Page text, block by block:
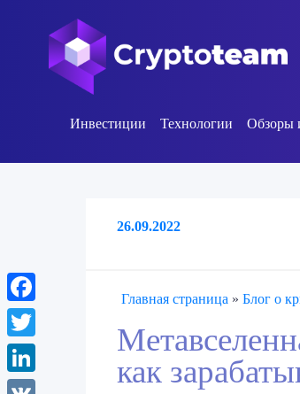
Инвестиции Технологии Обзоры
26.09.2022
Главная страница » Блог о
как
Facebook
Twitter
LinkedIn